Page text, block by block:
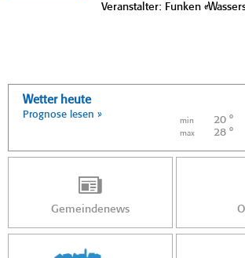
Veranstalter: Funken
Wetter heute
Prognose lesen »
min 20 °
max 28 °
Gemeindenews